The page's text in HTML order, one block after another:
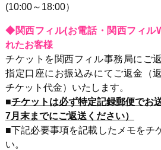
(10:00～18:00）
◆関西フィル(お電話・関西フィル
れたお客様
チケットを関西フィル事務局にご
指定口座にお振込みにてご返金（
チケット代金）いたします。
■チケットは必ず特定記録郵便でお
7月末までにご返送ください）
■下記必要事項を記載したメモをチ
い。